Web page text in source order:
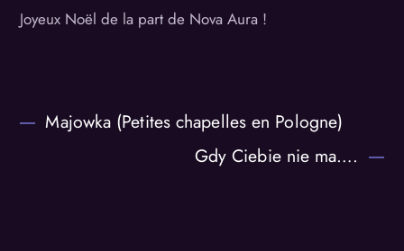
Joyeux Noël de la part de Nova Aura !
Majowka (Petites chapelles en Pologne)
Gdy Ciebie nie ma….